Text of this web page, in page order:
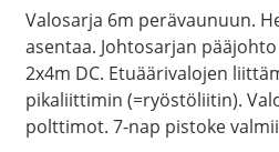
Valosarja 6m perävaunuun.
asentaa. Johtosarjan
2x4m DC. Etuäärivalojen
pikaliittimin (=ryöstöliitin).
polttimot. 7-nap pistoke